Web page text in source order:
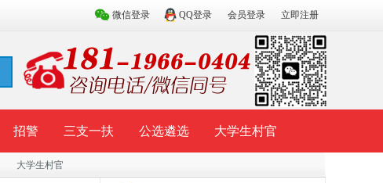
微信登录 QQ登录 会员登录 立即注册
招警 三支一扶 公选遴选 大学生村官
考试题库 辅导资料 历年真题 模拟试题
大学生村官